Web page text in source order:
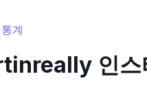
계
인스